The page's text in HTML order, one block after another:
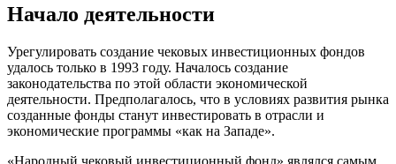
Начало деятельности
Урегулировать создание чековых инвестиционных фондов
удалось только в 1993 году. Началось создание
законодательства по этой области экономической
деятельности. Предполагалось, что в условиях развития рынка
созданные фонды станут инвестировать в отрасли и
экономические программы «как на Западе».
«Народный чековый инвестиционный фонд» являлся самым